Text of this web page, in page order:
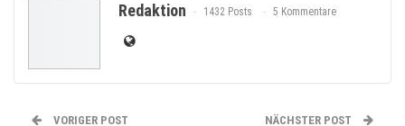
Redaktion 1432 Posts 5 Kommentare
VORIGER POST NÄCHSTER POST